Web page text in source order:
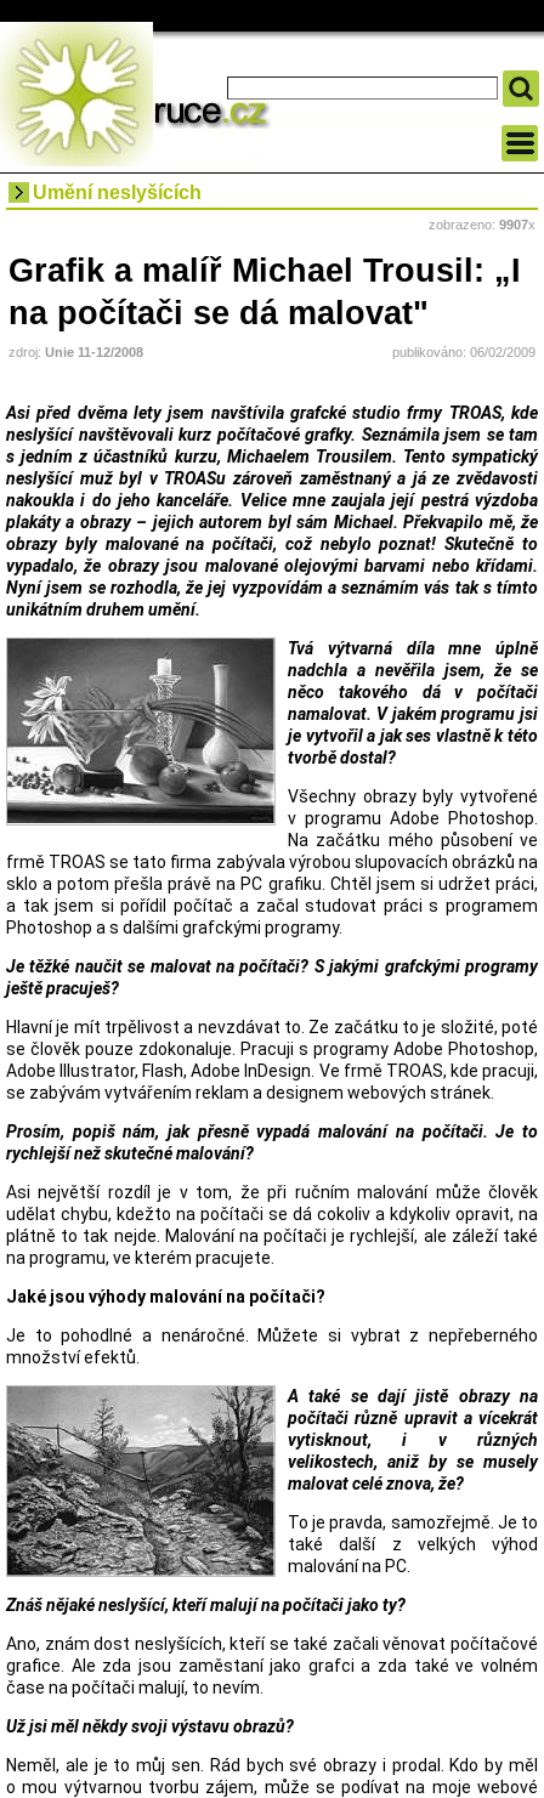
Umění neslyšících
zobrazeno: 9907x
Grafik a malíř Michael Trousil: „I
na počítači se dá malovat"
zdroj: Unie 11-12/2008 publikováno: 06/02/2009
Asi před dvěma lety jsem navštívila grafcké studio frmy TROAS, kde
neslyšící navštěvovali kurz počítačové grafky. Seznámila jsem se tam
s jedním z účastníků kurzu, Michaelem Trousilem. Tento sympatický
neslyšící muž byl v TROASu zároveň zaměstnaný a já ze zvědavosti
nakoukla i do jeho kanceláře. Velice mne zaujala její pestrá výzdoba
plakáty a obrazy – jejich autorem byl sám Michael. Překvapilo mě, že
obrazy byly malované na počítači, což nebylo poznat! Skutečně to
vypadalo, že obrazy jsou malované olejovými barvami nebo křídami.
Nyní jsem se rozhodla, že jej vyzpovídám a seznámím vás tak s tímto
unikátním druhem umění.
Tvá výtvarná díla mne úplně
nadchla a nevěřila jsem, že se
něco takového dá v počítači
namalovat. V jakém programu jsi
je vytvořil a jak ses vlastně k této
tvorbě dostal?
Všechny obrazy byly vytvořené
v programu Adobe Photoshop.
Na začátku mého působení ve
frmě TROAS se tato firma zabývala výrobou slupovacích obrázků na
sklo a potom přešla právě na PC grafiku. Chtěl jsem si udržet práci,
a tak jsem si pořídil počítač a začal studovat práci s programem
Photoshop a s dalšími grafckými programy.
Je těžké naučit se malovat na počítači? S jakými grafckými programy
ještě pracuješ?
Hlavní je mít trpělivost a nevzdávat to. Ze začátku to je složité, poté
se člověk pouze zdokonaluje. Pracuji s programy Adobe Photoshop,
Adobe Illustrator, Flash, Adobe InDesign. Ve frmě TROAS, kde pracuji,
se zabývám vytvářením reklam a designem webových stránek.
Prosím, popiš nám, jak přesně vypadá malování na počítači. Je to
rychlejší než skutečné malování?
Asi největší rozdíl je v tom, že při ručním malování může člověk
udělat chybu, kdežto na počítači se dá cokoliv a kdykoliv opravit, na
plátně to tak nejde. Malování na počítači je rychlejší, ale záleží také
na programu, ve kterém pracujete.
Jaké jsou výhody malování na počítači?
Je to pohodlné a nenáročné. Můžete si vybrat z nepřeberného
množství efektů.
A také se dají jistě obrazy na
počítači různě upravit a vícekrát
vytisknout, i v různých
velikostech, aniž by se musely
malovat celé znova, že?
To je pravda, samozřejmě. Je to
také další z velkých výhod
malování na PC.
Znáš nějaké neslyšící, kteří malují na počítači jako ty?
Ano, znám dost neslyšících, kteří se také začali věnovat počítačové
grafice. Ale zda jsou zaměstaní jako grafci a zda také ve volném
čase na počítači malují, to nevím.
Už jsi měl někdy svoji výstavu obrazů?
Neměl, ale je to můj sen. Rád bych své obrazy i prodal. Kdo by měl
o mou výtvarnou tvorbu zájem, může se podívat na moje webové